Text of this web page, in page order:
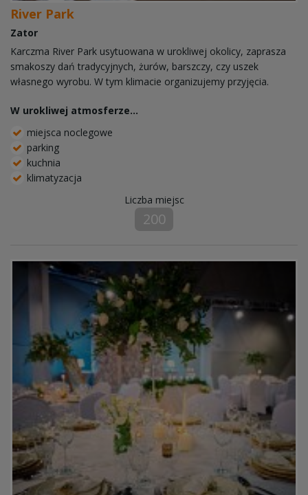
River Park
Zator
Karczma River Park usytuowana w urokliwej okolicy, zaprasza
smakoszy dań tradycyjnych, żurów, barszczy, czy uszek
własnego wyrobu. W tym klimacie organizujemy przyjęcia.
W urokliwej atmosferze...
miejsca noclegowe
parking
kuchnia
klimatyzacja
Liczba miejsc
200